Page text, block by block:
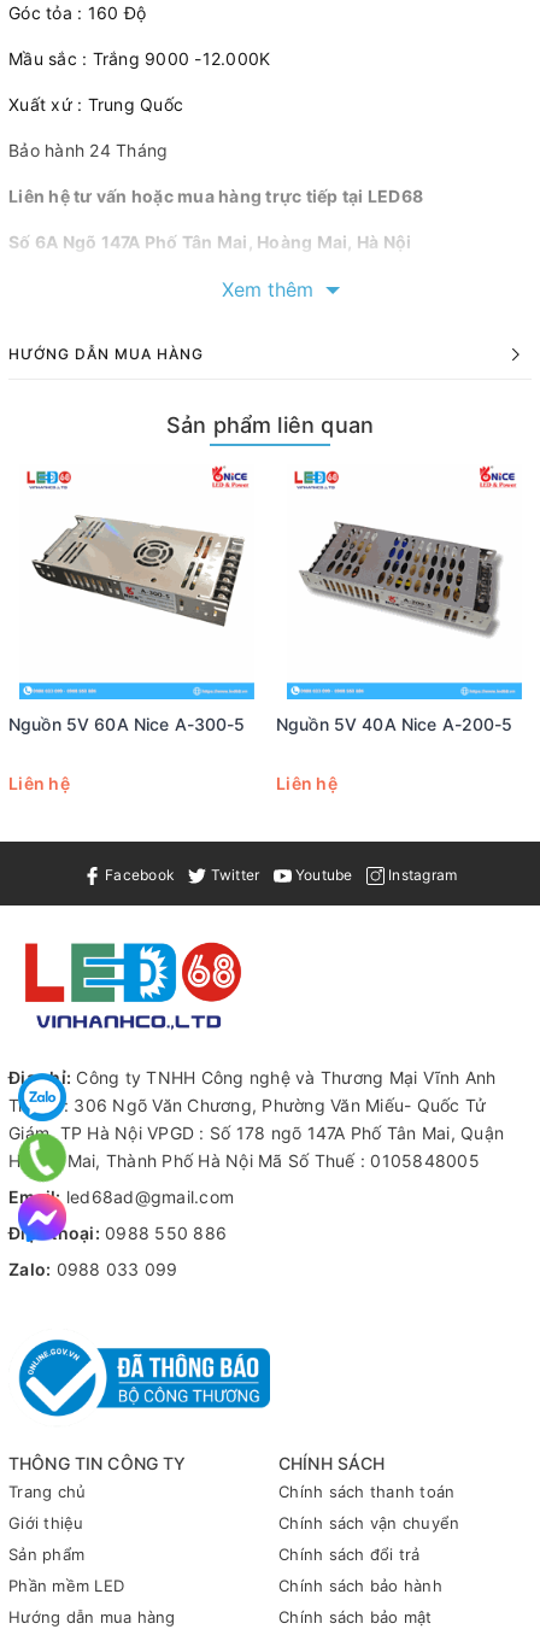
Góc tỏa : 160 Độ
Mầu sắc : Trắng 9000 -12.000K
Xuất xứ : Trung Quốc
Bảo hành 24 Tháng
Liên hệ tư vấn hoặc mua hàng trực tiếp tại LED68
Số 6A Ngõ 147A Phố Tân Mai, Hoàng Mai, Hà Nội
Phòng kinh doanh : 0988 550 886 hoặc 0333 238 238
Xem thêm
HƯỚNG DẪN MUA HÀNG
Sản phẩm liên quan
Nguồn 5V 60A Nice A-300-5
Liên hệ
Nguồn 5V 40A Nice A-200-5
Liên hệ
Facebook Twitter Youtube Instagram
THÔNG TIN CÔNG TY
Trang chủ
Giới thiệu
Sản phẩm
Phần mềm LED
Hướng dẫn mua hàng
CHÍNH SÁCH
Chính sách thanh toán
Chính sách vận chuyển
Chính sách đổi trả
Chính sách bảo hành
Chính sách bảo mật
Địa chỉ: Công ty TNHH Công nghệ và Thương Mại Vĩnh Anh
Trụ sở : 306 Ngõ Văn Chương, Phường Văn Miếu- Quốc Tử
Giám, TP Hà Nội VPGD : Số 178 ngõ 147A Phố Tân Mai, Quận
Hoàng Mai, Thành Phố Hà Nội Mã Số Thuế : 0105848005
Email: led68ad@gmail.com
Điện thoại: 0988 550 886
Zalo: 0988 033 099